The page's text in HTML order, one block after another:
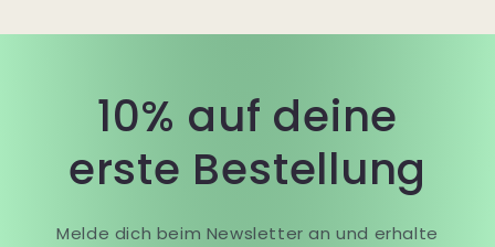
10% auf deine
erste Bestellung
Melde dich beim Newsletter an und erhalte